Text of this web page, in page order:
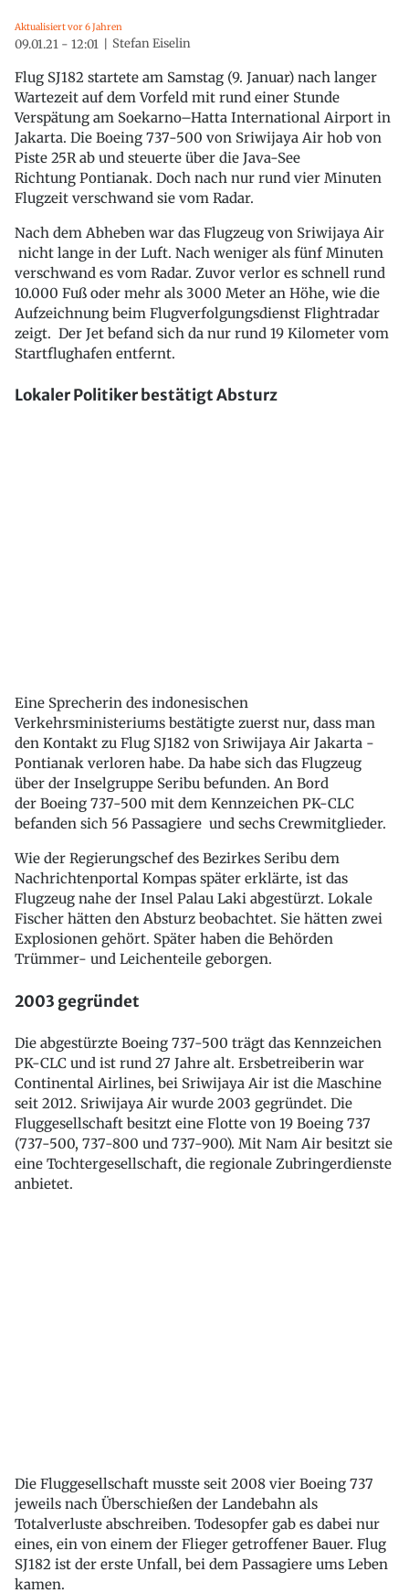
Aktualisiert vor 6 Jahren
09.01.21 - 12:01 Stefan Eiselin
Flug SJ182 startete am Samstag (9. Januar) nach langer
Wartezeit auf dem Vorfeld mit rund einer Stunde
Verspätung am Soekarno–Hatta International Airport in
Jakarta. Die Boeing 737-500 von Sriwijaya Air hob von
Piste 25R ab und steuerte über die Java-See
Richtung Pontianak. Doch nach nur rund vier Minuten
Flugzeit verschwand sie vom Radar.
Nach dem Abheben war das Flugzeug von Sriwijaya Air
nicht lange in der Luft. Nach weniger als fünf Minuten
verschwand es vom Radar. Zuvor verlor es schnell rund
10.000 Fuß oder mehr als 3000 Meter an Höhe, wie die
Aufzeichnung beim Flugverfolgungsdienst Flightradar
zeigt. Der Jet befand sich da nur rund 19 Kilometer vom
Startflughafen entfernt.
Lokaler Politiker bestätigt Absturz
Eine Sprecherin des indonesischen
Verkehrsministeriums bestätigte zuerst nur, dass man
den Kontakt zu Flug SJ182 von Sriwijaya Air Jakarta -
Pontianak verloren habe. Da habe sich das Flugzeug
über der Inselgruppe Seribu befunden. An Bord
der Boeing 737-500 mit dem Kennzeichen PK-CLC
befanden sich 56 Passagiere und sechs Crewmitglieder.
Wie der Regierungschef des Bezirkes Seribu dem
Nachrichtenportal Kompas später erklärte, ist das
Flugzeug nahe der Insel Palau Laki abgestürzt. Lokale
Fischer hätten den Absturz beobachtet. Sie hätten zwei
Explosionen gehört. Später haben die Behörden
Trümmer- und Leichenteile geborgen.
2003 gegründet
Die abgestürzte Boeing 737-500 trägt das Kennzeichen
PK-CLC und ist rund 27 Jahre alt. Ersbetreiberin war
Continental Airlines, bei Sriwijaya Air ist die Maschine
seit 2012. Sriwijaya Air wurde 2003 gegründet. Die
Fluggesellschaft besitzt eine Flotte von 19 Boeing 737
(737-500, 737-800 und 737-900). Mit Nam Air besitzt sie
eine Tochtergesellschaft, die regionale Zubringerdienste
anbietet.
Die Fluggesellschaft musste seit 2008 vier Boeing 737
jeweils nach Überschießen der Landebahn als
Totalverluste abschreiben. Todesopfer gab es dabei nur
eines, ein von einem der Flieger getroffener Bauer. Flug
SJ182 ist der erste Unfall, bei dem Passagiere ums Leben
kamen.